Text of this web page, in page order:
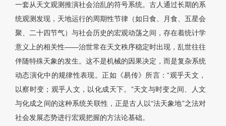
一套从天文观测推演社会治乱的符号系统。古人通过长期的系
统观测发现，天地运行的周期性节律（如日食、月食、五星会
聚、二十四节气）与社会历史的宏观动荡之间，存在着统计学
意义上的相关性——治世常在天文秩序稳定时出现，乱世往往
伴随特殊天象的发生。这不是机械的因果决定，而是复杂系统
动态演化中的规律性表现。正如《易传》所言：“观乎天文，
以察时变；观乎人文，以化成天下。”天文与时变之间、人文
与化成之间的这种系统关联性，正是古人以“法天象地”之法对
社会发展态势进行宏观把握的方法论基础。